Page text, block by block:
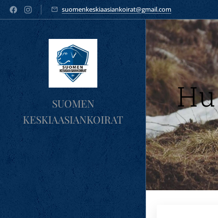
suomenkeskiaasiankoirat@gmail.com
SUOMEN
KESKIAASIANKOIRAT